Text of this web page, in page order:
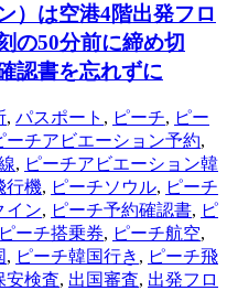
）は空港4階出発フロ
の50分前に締め切
認書を忘れずに
, パスポート , ピーチ, ピー
ーチアビエーション予約,
, ピーチアビエーション韓
行機, ピーチソウル, ピーチ
イン, ピーチ予約確認書, ピ
ピーチ搭乗券, ピーチ航空,
, ピーチ韓国行き , ピーチ飛
安検査, 出国審査, 出発フロ